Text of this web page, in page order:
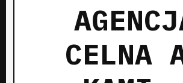
CELNA